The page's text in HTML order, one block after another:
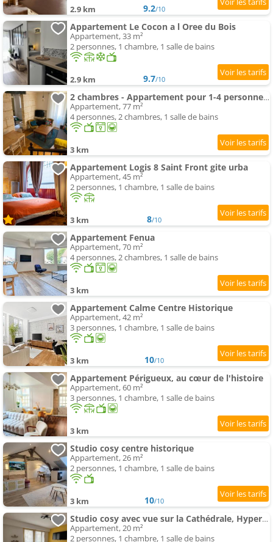
2.9 km 9.2/10
Appartement Le Cocon a l Oree du Bois
Appartement, 33 m²
2 personnes, 1 chambre, 1 salle de bains
2.9 km 9.7/10
2 chambres - Appartement pour 1-4 personnes- Centre historique
Appartement, 77 m²
4 personnes, 2 chambres, 1 salle de bains
3 km
Appartement Logis 8 Saint Front gite urba
Appartement, 45 m²
2 personnes, 1 chambre, 1 salle de bains
3 km 8/10
Appartement Fenua
Appartement, 70 m²
4 personnes, 2 chambres, 1 salle de bains
3 km
Appartement Calme Centre Historique
Appartement, 42 m²
3 personnes, 1 chambre, 1 salle de bains
3 km 10/10
Appartement Périgueux, au cœur de l'histoire
Appartement, 60 m²
3 personnes, 1 chambre, 1 salle de bains
3 km
Studio cosy centre historique
Appartement, 26 m²
2 personnes, 1 chambre, 1 salle de bains
3 km 10/10
Studio cosy avec vue sur la Cathédrale, Hyper Centre
Appartement, 20 m²
2 personnes, 1 chambre, 1 salle de bains